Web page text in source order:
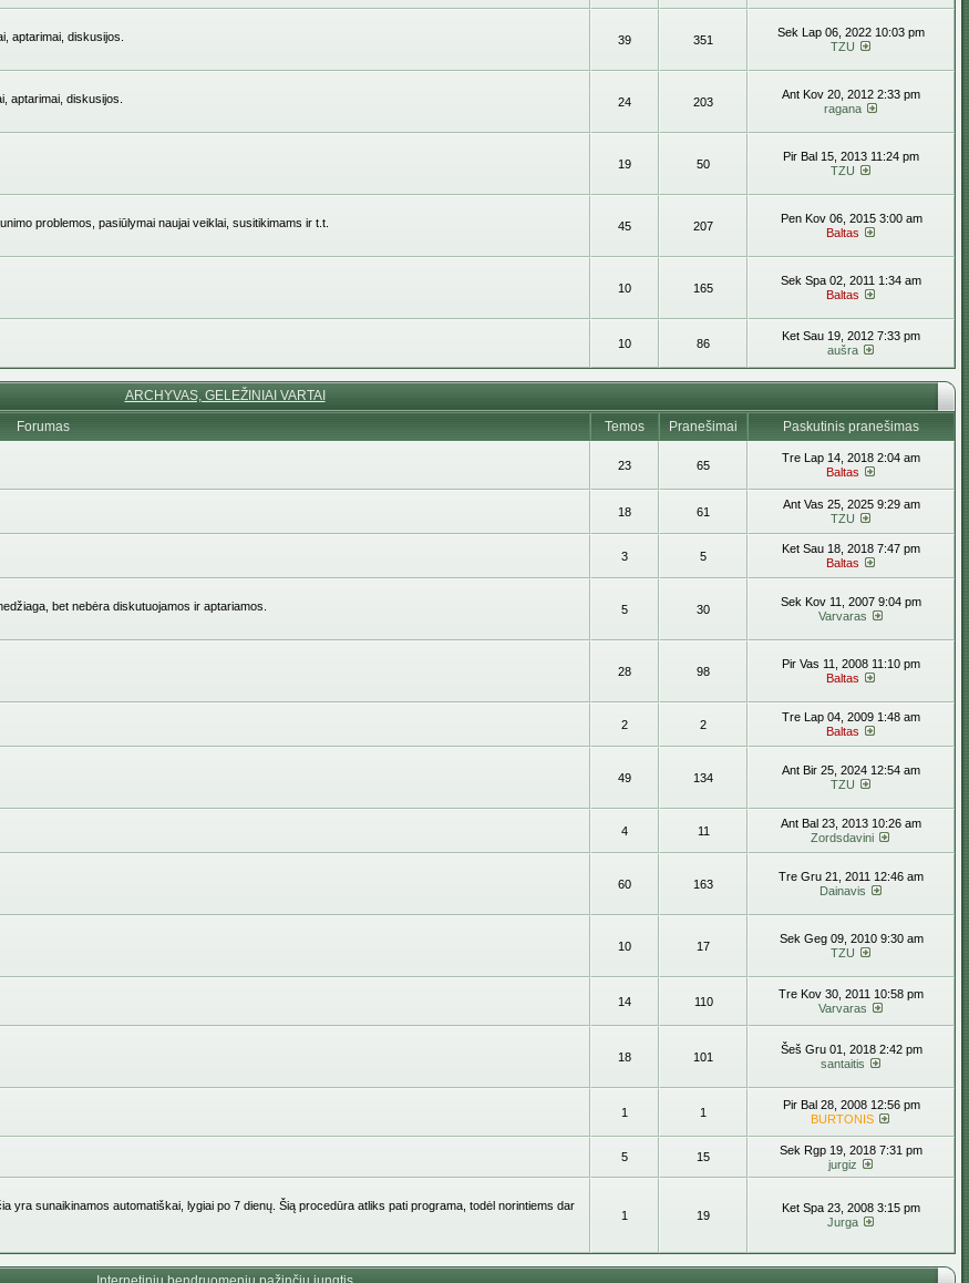
aptarimai, diskusijos.
39 351
Sek Lap 06, 2022 10:03 pm
TZU
aptarimai, diskusijos.
24 203
Ant Kov 20, 2012 2:33 pm
ragana
19 50
Pir Bal 15, 2013 11:24 pm
TZU
problemos, pasiūlymai naujai veiklai, susitikimams ir t.t.
45 207
Pen Kov 06, 2015 3:00 am
Baltas
10 165
Sek Spa 02, 2011 1:34 am
Baltas
10 86
Ket Sau 19, 2012 7:33 pm
aušra
ARCHYVAS, GELEŽINIAI VARTAI
Forumas
Temos Pranešimai
Paskutinis pranešimas
23 65
Tre Lap 14, 2018 2:04 am
Baltas
18 61
Ant Vas 25, 2025 9:29 am
TZU
3 5
Ket Sau 18, 2018 7:47 pm
Baltas
bet nebėra diskutuojamos ir aptariamos.
5 30
Sek Kov 11, 2007 9:04 pm
Varvaras
28 98
Pir Vas 11, 2008 11:10 pm
Baltas
2 2
Tre Lap 04, 2009 1:48 am
Baltas
49 134
Ant Bir 25, 2024 12:54 am
TZU
4 11
Ant Bal 23, 2013 10:26 am
Zordsdavini
60 163
Tre Gru 21, 2011 12:46 am
Dainavis
10 17
Sek Geg 09, 2010 9:30 am
TZU
14 110
Tre Kov 30, 2011 10:58 pm
Varvaras
18 101
Šeš Gru 01, 2018 2:42 pm
santaitis
1 1
Pir Bal 28, 2008 12:56 pm
BURTONIS
5 15
Sek Rgp 19, 2018 7:31 pm
jurgiz
sunaikinamos automatiškai, lygiai po 7 dienų. Šią procedūra atliks pati programa, todėl norintiems dar
1 19
Ket Spa 23, 2008 3:15 pm
Jurga